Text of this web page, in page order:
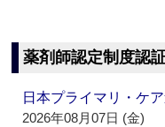
薬剤師認定制度認
日本プライマリ・
2026年08月07日 (金)